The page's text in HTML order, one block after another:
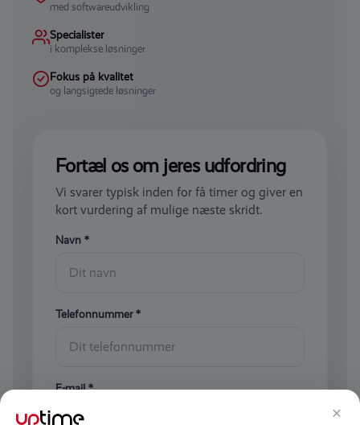
med softwareudvikling
Specialister
i komplekse løsninger
Fokus på kvalitet
og langsigtede løsninger
Fortæl os om jeres udfordring
Vi svarer typisk inden for få timer og giver en
kort vurdering af mulige næste skridt.
Navn *
Telefonnummer *
E-mail *
×